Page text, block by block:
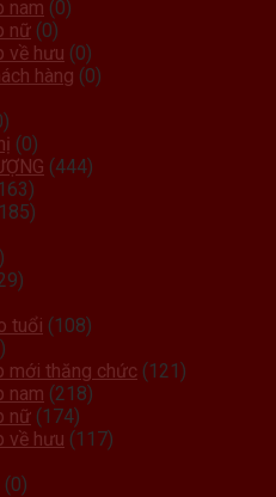
nam (0)
nữ (0)
về hưu (0)
hàng (0)
(0)
(444)
tuổi (108)
mới thăng chức (121)
nam (218)
nữ (174)
về hưu (117)
(0)